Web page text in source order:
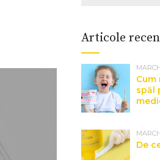
Articole
spăl
De